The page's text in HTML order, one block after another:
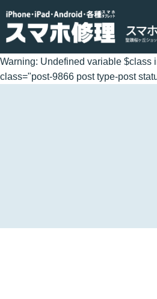
Warning: Undefined variable $class
class="post-9866 post type-post